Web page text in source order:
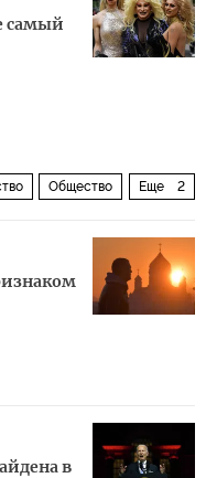
самый
Еще 2
Общество
в